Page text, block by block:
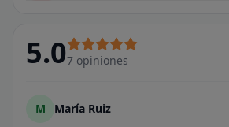
5.07 opiniones
M María Ruiz